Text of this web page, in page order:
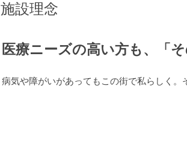
施設理念
医療ニーズの高い方も、「
病気や障がいがあってもこの街で私らしく。